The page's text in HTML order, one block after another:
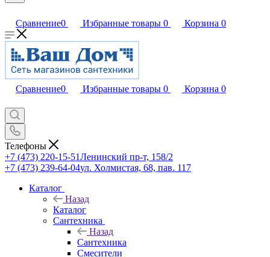
Сравнение0 Избранные товары 0 Корзина 0
Сравнение0 Избранные товары 0 Корзина 0
Телефоны
+7 (473) 220-15-51Ленинский пр-т, 158/2
+7 (473) 239-64-04ул. Холмистая, 68, пав. 117
Каталог
Назад
Каталог
Сантехника
Назад
Сантехника
Смесители